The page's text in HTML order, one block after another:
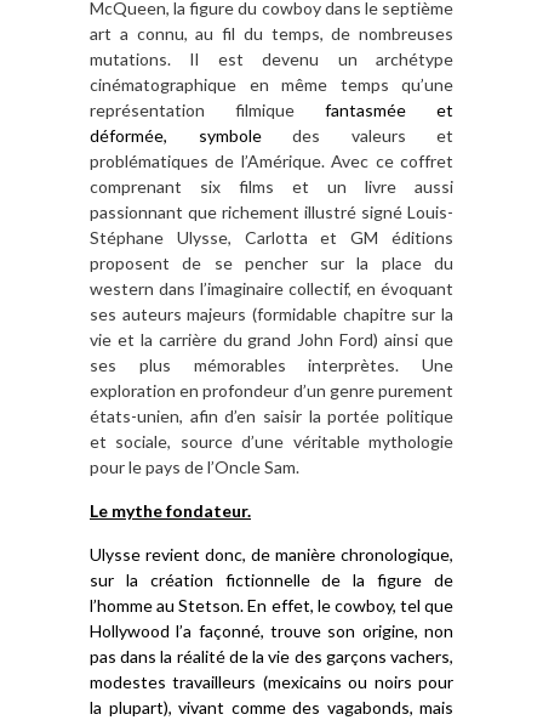
McQueen, la figure du cowboy dans le septième
art a connu, au fil du temps, de nombreuses
mutations. Il est devenu un archétype
cinématographique en même temps qu’une
représentation filmique fantasmée et
déformée, symboledes valeurs et
problématiques de l’Amérique. Avec ce coffret
comprenant six films et un livre aussi
passionnant que richement illustré signé Louis-
Stéphane Ulysse, Carlotta et GM éditions
proposent de se pencher sur la place du
western dans l’imaginaire collectif, en évoquant
ses auteurs majeurs (formidable chapitre sur la
vie et la carrière du grand John Ford) ainsi que
ses plus mémorables interprètes. Une
exploration en profondeur d’un genre purement
états-unien, afin d’en saisir la portée politique
et sociale, source d’une véritable mythologie
pour le pays de l’Oncle Sam.
Le mythe fondateur.
Ulysse revient donc, de manière chronologique,
sur la création fictionnelle de la figure de
l’homme au Stetson. En effet, le cowboy, tel que
Hollywood l’a façonné, trouve son origine, non
pas dans la réalité de la vie des garçons vachers,
modestes travailleurs (mexicains ou noirs pour
la plupart), vivant comme des vagabonds, mais